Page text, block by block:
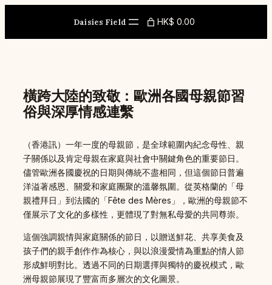
Daisies Field HK$ 0.00
橫跨大陸的致敬：歐洲各國母親節習
俗與深厚情感連繫
（香港訊）一年一度的母親節，是全球範圍內紀念母性、親
子關係以及肯定母親在家庭與社會中關鍵角色的重要節日。
儘管歐洲各國慶祝的日期與傳統不盡相同，但這個節日普遍
洋溢著感恩、關愛和家庭團聚的溫馨氛圍。從英格蘭的「母
親禮拜日」到法國的「Fête des Mères」，歐洲的母親節不
僅展示了文化的多樣性，更體現了對無私母愛的共同尊崇。
這個強調親情與家庭關係的節日，以贈送鮮花、共享美食及
孩子們的親手創作作為核心，與以浪漫愛情為重點的情人節
形成鮮明對比。透過不同的日期選擇與獨特的慶祝模式，歐
洲母親節展現了豐富而多層次的文化圖景。